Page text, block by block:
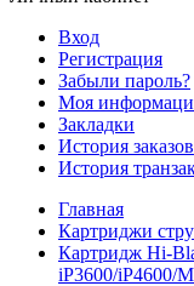
Вход
Регистрация
Забыли пароль?
Моя
Закладки
История заказов
История
Главная
Картриджи
Картридж Hi-
iP3600/iP4600/